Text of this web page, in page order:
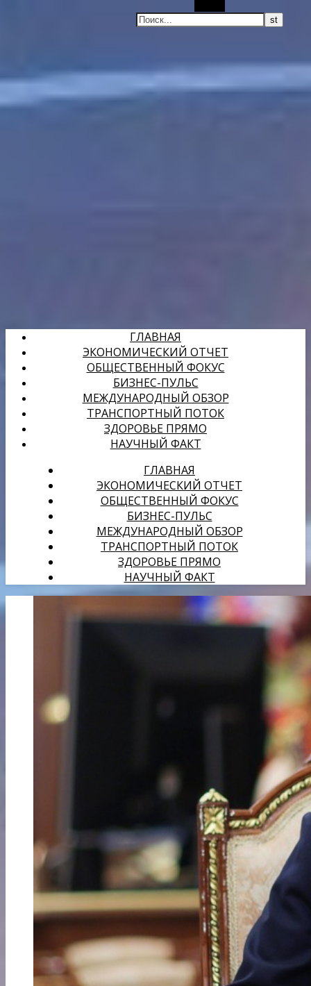
ГЛАВНАЯ
ЭКОНОМИЧЕСКИЙ ОТЧЕТ
ОБЩЕСТВЕННЫЙ ФОКУС
БИЗНЕС-ПУЛЬС
МЕЖДУНАРОДНЫЙ ОБЗОР
ТРАНСПОРТНЫЙ ПОТОК
ЗДОРОВЬЕ ПРЯМО
НАУЧНЫЙ ФАКТ
ГЛАВНАЯ
ЭКОНОМИЧЕСКИЙ ОТЧЕТ
ОБЩЕСТВЕННЫЙ ФОКУС
БИЗНЕС-ПУЛЬС
МЕЖДУНАРОДНЫЙ ОБЗОР
ТРАНСПОРТНЫЙ ПОТОК
ЗДОРОВЬЕ ПРЯМО
НАУЧНЫЙ ФАКТ